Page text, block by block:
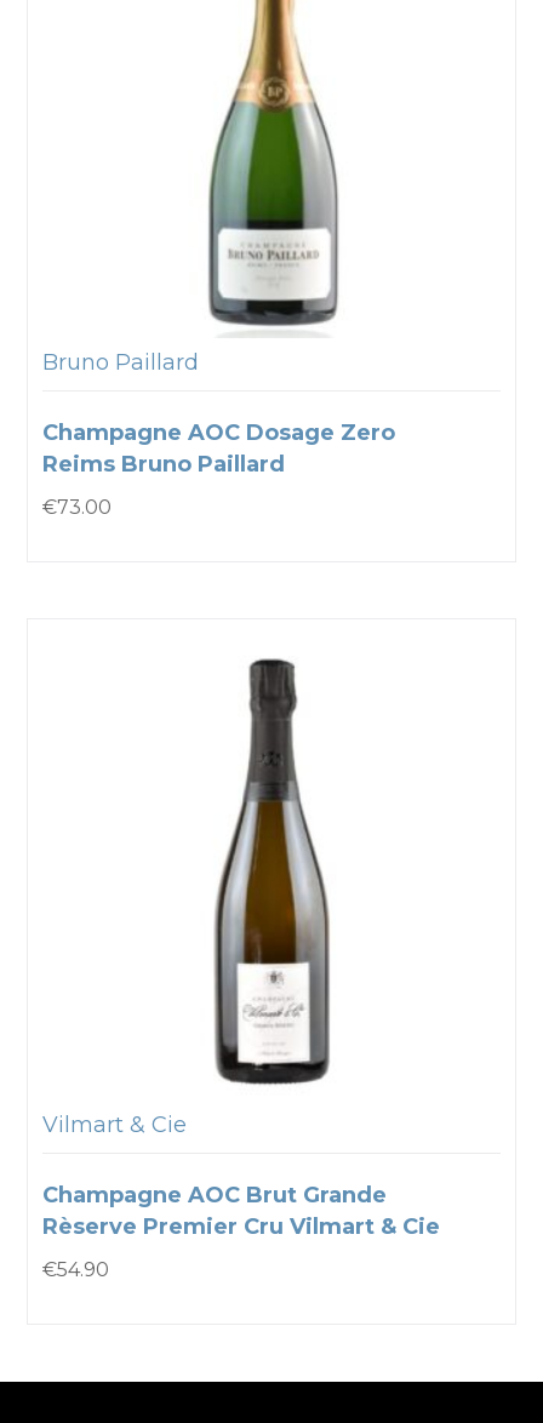
Bruno Paillard
Champagne AOC Dosage Zero
Reims Bruno Paillard
€73.00
Vilmart & Cie
Champagne AOC Brut Grande
Rèserve Premier Cru Vilmart & Cie
€54.90